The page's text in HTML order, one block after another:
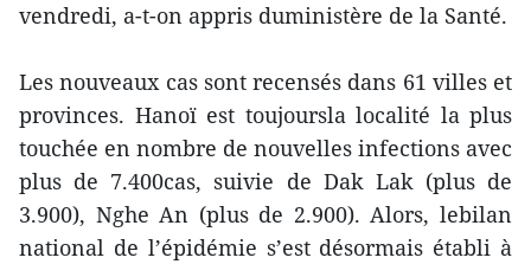
vendredi, a-t-on appris duministère de la Santé.
Les nouveaux cas sont recensés dans 61 villes et
provinces. Hanoï est toujoursla localité la plus
touchée en nombre de nouvelles infections avec
plus de 7.400cas, suivie de Dak Lak (plus de
3.900), Nghe An (plus de 2.900). Alors, lebilan
national de l’épidémie s’est désormais établi à